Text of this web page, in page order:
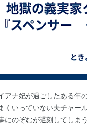
アナ妃が過ごしたある年
くいっていない夫チャー
にのぞむが遅刻してしま